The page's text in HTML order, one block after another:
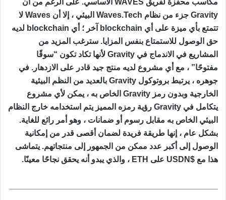
Gravity جزء من نظام Waves.Tech البيئي ، إلا أن Waves لا
تتمتع بأي ميزة على أي blockchain آخر ؛ أي blockchain لديه
حق الوصول للاستمتاع بنفس المزايا. سترغب المزيد من
المشاريع في الاندماج في Gravity لأنها تكاد تكون “سوقًا
مفتوحًا” ، مع أي مشروع لديه منتج جيد قادر على الازدهار. في
جوهره ، يرتبط بروتوكول Gravity بالعديد من النظم البيئية
الخارجية وبدون رمز Gravity الخاص به ، يمكن لأي مشروع
يتكامل في Gravity رؤية رمزه المميز يتم استخدامه خارج النظام
البيئي الخاص به مقابل رسوم أو ضمانات ، وهو أمر رائع للغاية.
بشكل عام ، إنها طريقة فريدة لضمان أقصى قدر من إمكانية
الوصول إلى أكبر عدد ممكن من الجمهور إلى منتجاتهم. يتماشى
هذا مع $USDN على ETH ، والذي يبدو أنه يحقق نجاحًا معينًا.